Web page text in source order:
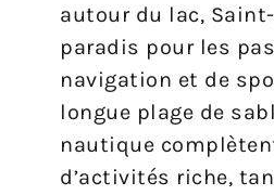
autour du lac,
paradis pour les
navigation et de
longue plage de
nautique
d’activités riche,